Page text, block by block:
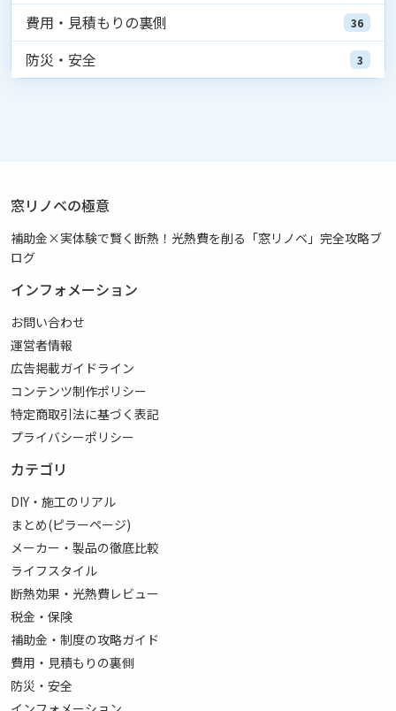
費用・見積もりの裏側 36
防災・安全 3
窓リノベの極意
補助金×実体験で賢く断熱！光熱費を削る「窓リノベ」完全攻略ブ
ログ
インフォメーション
お問い合わせ
運営者情報
広告掲載ガイドライン
コンテンツ制作ポリシー
特定商取引法に基づく表記
プライバシーポリシー
カテゴリ
DIY・施工のリアル
まとめ(ピラーページ)
メーカー・製品の徹底比較
ライフスタイル
断熱効果・光熱費レビュー
税金・保険
補助金・制度の攻略ガイド
費用・見積もりの裏側
防災・安全